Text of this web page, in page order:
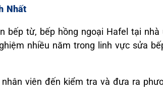
Nhất
bếp từ, bếp hồng ngoại Hafel tại
nhiều năm trong linh vực sửa
viên đến kiểm tra và đưa ra